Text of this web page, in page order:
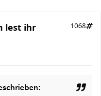
lest ihr
1068